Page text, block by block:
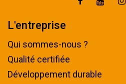
L'entreprise
Qui sommes-nous ?
Qualité certifiée
Développement durable